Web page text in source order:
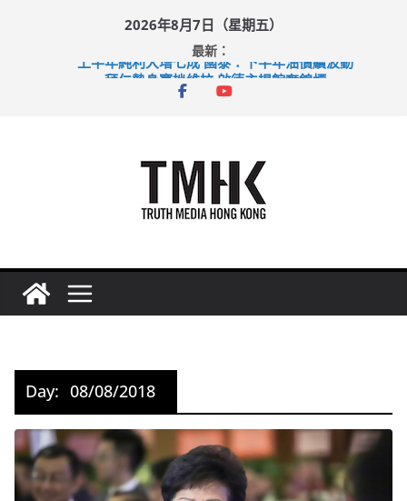
2026年8月7日（星期五）
最新：
上半年純利大增七成 國泰：下半年油價續波動
拜仁熱身賽挫維拉 啟德主場館奪錦標
Day: 08/08/2018